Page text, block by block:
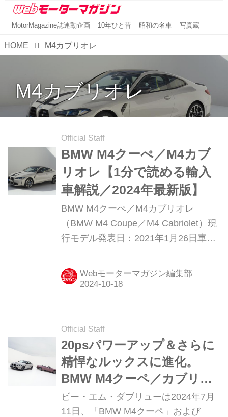
MotorMagazine誌連動企画 10年ひと昔 昭和の名車 写真蔵
HOME M4カブリオレ
M4カブリオレ
Official Staff
BMW M4クーぺ／M4カブ
リオレ【1分で読める輸入
車解説／2024年最新版】
BMW M4クーぺ／M4カブリオレ
（BMW M4 Coupe／M4 Cabriolet）現
行モデル発表日：2021年1月26日車両
Webモーターマガジン編集部
Official Staff
20psパワーアップ＆さらに
精悍なルックスに進化。
BMW M4クーペ／カブリオ
レが一部改良を実施
ビー・エム・ダブリューは2024年7月
11日、「BMW M4クーペ」および